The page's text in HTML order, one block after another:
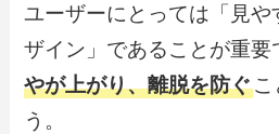
ユーザーにとっては 「見
ザイン」 であることが重要
やが上がり、離脱を防ぐこ
う。